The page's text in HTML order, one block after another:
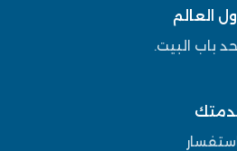
العالم
باب البيت.